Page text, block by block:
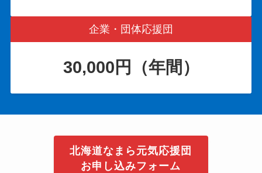
企業・団体応援団
30,000円（年間）
北海道なまら元気応援団
お申し込みフォーム